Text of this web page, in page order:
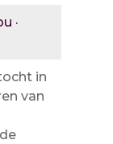
·
in
van